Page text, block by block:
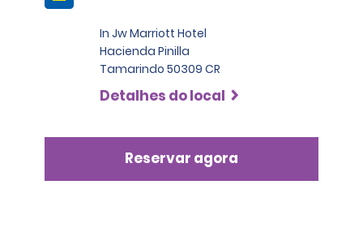
In Jw Marriott Hotel
Hacienda Pinilla
Tamarindo 50309 CR
Detalhes do local
Reservar agora